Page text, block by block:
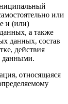
или
и (или)
а также
данных, состав
действия
данными.
относящаяся